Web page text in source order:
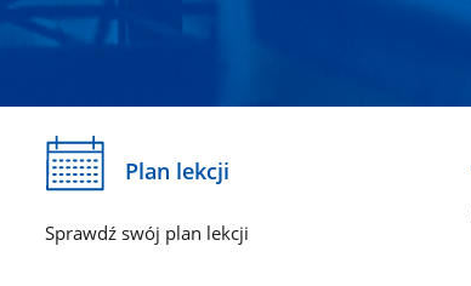
Plan lekcji
Sprawdź swój plan lekcji